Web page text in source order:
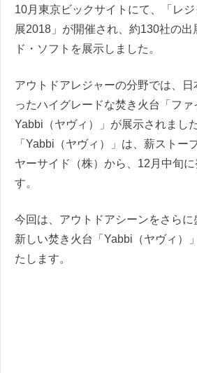
10月東京ビックサイトにて、「レ
展2018」が開催され、約130社の出
ド・ソフトを展示しました。
アウトドアレジャーの分野では、
ったハイグレードな焚き火台「ファ
Yabbi（ヤヴィ）」が展示されました
「Yabbi（ヤヴィ）」は、薪ストー
ヤーサイド（株）から、12月中旬
す。
今回は、アウトドアシーンをさらに
新しい焚き火台「Yabbi（ヤヴィ）
たします。